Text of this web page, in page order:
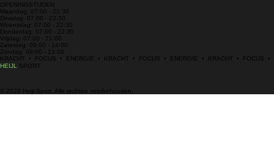
OPENINGSTIJDEN
Maandag: 07:00 - 22:30
Dinsdag: 07:00 - 22:30
Woensdag: 07:00 - 22:30
Donderdag: 07:00 - 22:30
Vrijdag: 07:00 - 21:00
Zaterdag: 09:00 - 14:00
Zondag: 09:00 - 13:00
KRACHT  •  FOCUS  •  ENERGIE  •  KRACHT  •  FOCUS  •  ENERGIE  •  KRACHT  •  FOCUS  •
HEIJL
SPORT
© 2026 Heijl Sport. Alle rechten voorbehouden.